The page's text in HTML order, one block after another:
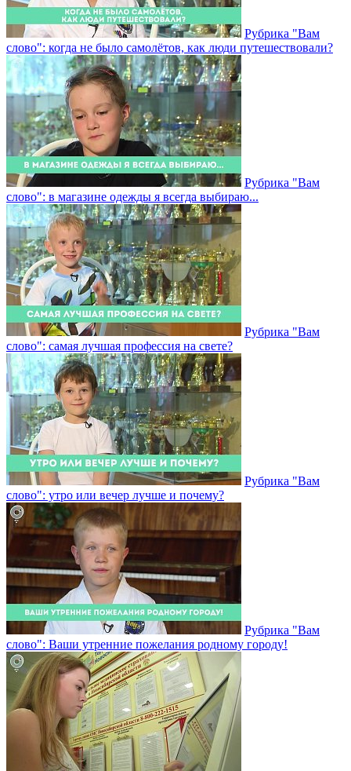
Рубрика "Вам
слово": когда не было самолётов, как люди путешествовали?
Рубрика "Вам
слово": в магазине одежды я всегда выбираю...
Рубрика "Вам
слово": самая лучшая профессия на свете?
Рубрика "Вам
слово": утро или вечер лучше и почему?
Рубрика "Вам
слово": Ваши утренние пожелания родному городу!